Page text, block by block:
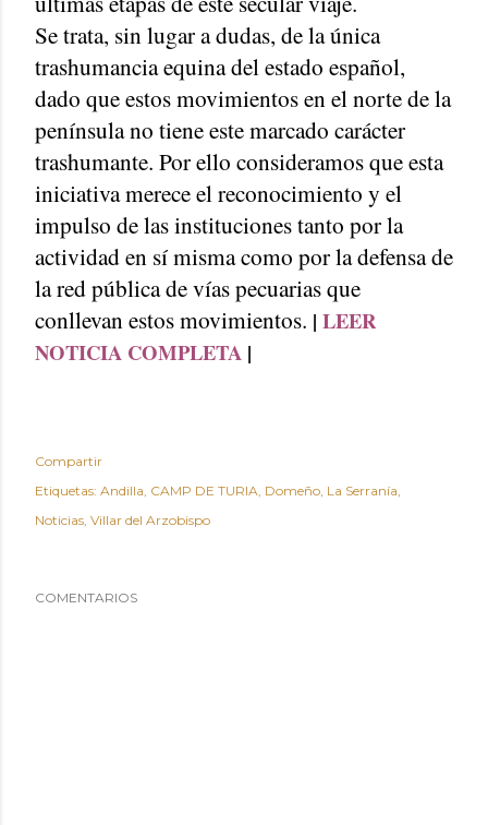
Se trata, sin lugar a dudas, de la única
trashumancia equina del estado español,
dado que estos movimientos en el norte de la
península no tiene este marcado carácter
trashumante. Por ello consideramos que esta
iniciativa merece el reconocimiento y el
impulso de las instituciones tanto por la
actividad en sí misma como por la defensa de
la red pública de vías pecuarias que
conllevan estos movimientos. | LEER
NOTICIA COMPLETA |
Compartir
Etiquetas: Andilla CAMP DE TURIA Domeño La Serranía
Noticias Villar del Arzobispo
COMENTARIOS